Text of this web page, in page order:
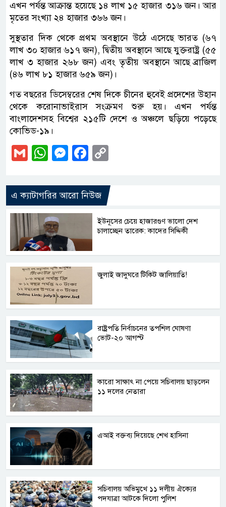
এখন পর্যন্ত আক্রান্ত হয়েছে ১৪ লাখ ১৫ হাজার ৩১৬ জন। আর
মৃতের সংখ্যা ২৪ হাজার ৩৬৬ জন।
সুস্থতার দিক থেকে প্রথম অবস্থানে উঠে এসেছে ভারত (৬৭
লাখ ৩০ হাজার ৬১৭ জন), দ্বিতীয় অবস্থানে আছে যুক্তরাষ্ট্র (৫৫
লাখ ৩ হাজার ২৬৮ জন) এবং তৃতীয় অবস্থানে আছে ব্রাজিল
(৪৬ লাখ ৮১ হাজার ৬৫৯ জন)।
গত বছরের ডিসেম্বরের শেষ দিকে চীনের হুবেই প্রদেশের উহান
থেকে করোনাভাইরাস সংক্রমণ শুরু হয়। এখন পর্যন্ত
বাংলাদেশসহ বিশ্বের ২১৫টি দেশে ও অঞ্চলে ছড়িয়ে পড়েছে
কোভিড-১৯।
GmailWhatsApp
Messenger
Facebook
এ ক্যাটাগরির আরো নিউজ
ইউনূসের চেয়ে হাজারগুণ ভালো দেশ
চালাচ্ছেন তারেক: কাদের সিদ্দিকী
জুলাই জাদুঘরে টিকিট জালিয়াতি!
রাষ্ট্রপতি নির্বাচনের তপশিল ঘোষণা
ভোট-২০ আগস্ট
কারো সাক্ষাৎ না পেয়ে সচিবালয় ছাড়লেন
১১ দলের নেতারা
এআই বক্তব্য দিয়েছে শেখ হাসিনা
সচিবালয় অভিমুখে ১১ দলীয় ঐক্যের
পদযাত্রা আটকে দিলো পুলিশ